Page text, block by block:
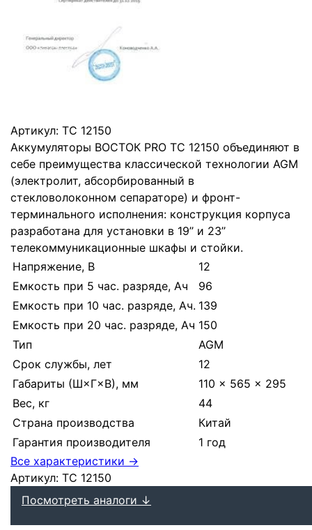
Артикул: ТС 12150
Аккумуляторы ВОСТОК PRO ТС 12150 объединяют в
себе преимущества классической технологии AGM
(электролит, абсорбированный в
стекловолоконном сепараторе) и фронт-
терминального исполнения: конструкция корпуса
разработана для установки в 19’’ и 23’’
телекоммуникационные шкафы и стойки.
Напряжение, В
12
Емкость при 5 час. разряде, Ач
96
Емкость при 10 час. разряде, Ач. 139
Емкость при 20 час. разряде, Ач 150
Тип
AGM
Срок службы, лет
12
Габариты (Ш×Г×В), мм
110 × 565 × 295
Вес, кг
44
Страна производства
Китай
Гарантия производителя
1 год
Все характеристики →
Артикул: ТС 12150
Посмотреть аналоги ↓